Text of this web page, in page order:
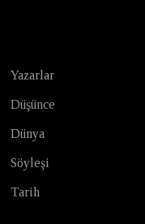
Yazarlar
Düşünce
Dünya
Söyleşi
Tarih